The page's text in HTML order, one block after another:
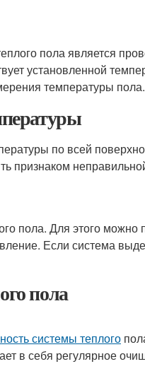
пола является
установленной
температуры пола.
по всей
признаком
пола. Для этого можно
Если система
пола
системы теплого
в себя регулярное